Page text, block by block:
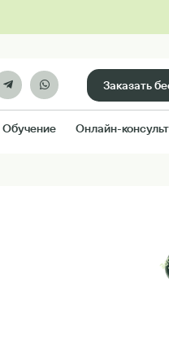
Заказать
Обучение Онлайн-
В